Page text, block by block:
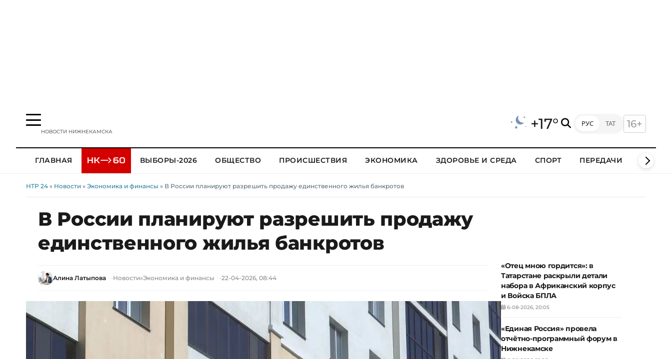
НОВОСТИ НИЖНЕКАМСКА +17° РУС ТАТ 16+
ГЛАВНАЯ ВЫБОРЫ-2026 ОБЩЕСТВО ПРОИСШЕСТВИЯ ЭКОНОМИКА ЗДОРОВЬЕ И СРЕДА СПОРТ ПЕРЕДАЧИ КЛИПЫ
НТР 24 » Новости » Экономика и финансы » В России планируют разрешить продажу единственного жилья банкротов
В России планируют разрешить продажу
единственного жилья банкротов
Алина Латыпова Новости»Экономика и финансы 22-04-2026, 08:44
«Отец мною гордится»: в
Татарстане раскрыли детали
набора в Африканский корпус
и Войска БПЛА
6-08-2026, 20:05
«Единая Россия» провела
отчётно-программный форум в
Нижнекамске